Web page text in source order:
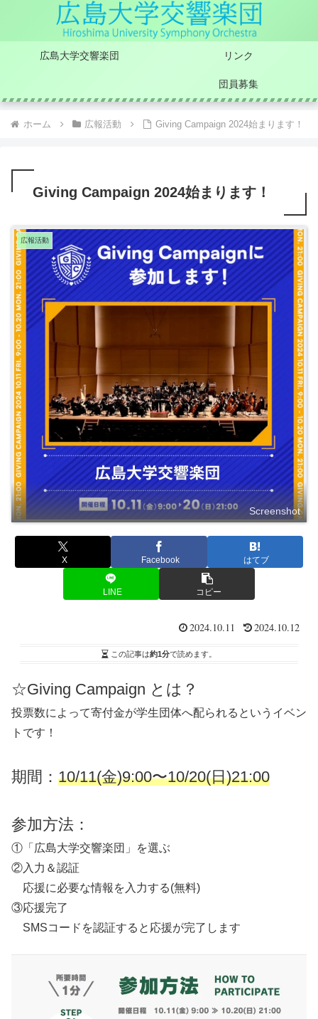
広島大学交響楽団 リンク
団員募集
ホーム 広報活動 Giving Campaign 2024始まります！
Giving Campaign 2024始まります！
広報活動
Screenshot
X Facebook はてブ
LINE コピー
2024.10.11 2024.10.12
この記事は約1分で読めます。
☆Giving Campaign とは？
投票数によって寄付金が学生団体へ配られるというイベン
トです！
期間： 10/11(金)9:00〜10/20(日)21:00
参加方法：
①「広島大学交響楽団」を選ぶ
②入力＆認証
応援に必要な情報を入力する(無料)
③応援完了
SMSコードを認証すると応援が完了します